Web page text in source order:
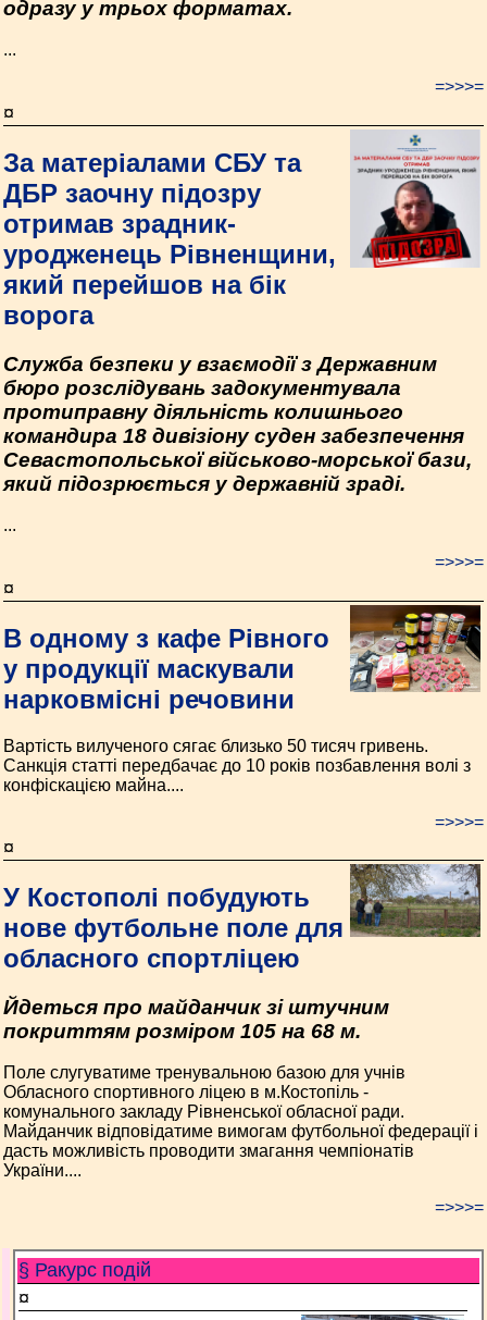
одразу у трьох форматах.
...
=>>>=
¤
За матеріалами СБУ та
ДБР заочну підозру
отримав зрадник-
уродженець Рівненщини,
який перейшов на бік
ворога
Служба безпеки у взаємодії з Державним
бюро розслідувань задокументувала
протиправну діяльність колишнього
командира 18 дивізіону суден забезпечення
Севастопольської військово-морської бази,
який підозрюється у державній зраді.
...
=>>>=
¤
В одному з кафе Рівного
у продукції маскували
нарковмісні речовини
Вартість вилученого сягає близько 50 тисяч гривень.
Санкція статті передбачає до 10 років позбавлення волі з
конфіскацією майна....
=>>>=
¤
У Костополі побудують
нове футбольне поле для
обласного спортліцею
Йдеться про майданчик зі штучним
покриттям розміром 105 на 68 м.
Поле слугуватиме тренувальною базою для учнів
Обласного спортивного ліцею в м.Костопіль -
комунального закладу Рівненської обласної ради.
Майданчик відповідатиме вимогам футбольної федерації і
дасть можливість проводити змагання чемпіонатів
України....
=>>>=
§ Ракурс подій
¤